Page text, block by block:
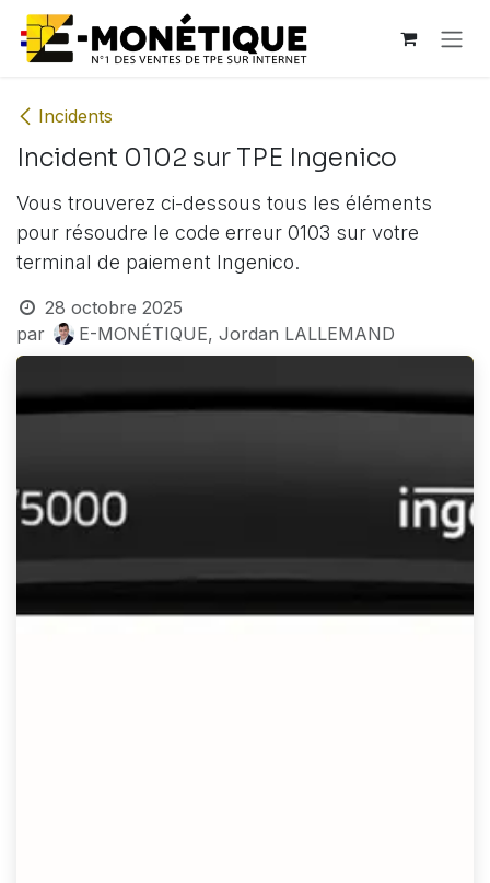
Se rendre au contenu
Incidents
Incident 0102 sur TPE Ingenico
Vous trouverez ci-dessous tous les éléments
pour résoudre le code erreur 0103 sur votre
terminal de paiement Ingenico.
28 octobre 2025
par
E-MONÉTIQUE, Jordan LALLEMAND